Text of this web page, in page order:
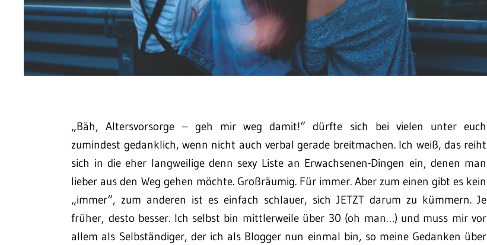
„Bäh, Altersvorsorge – geh mir weg damit!“ dürfte sich bei vielen unter euch
zumindest gedanklich, wenn nicht auch verbal gerade breitmachen. Ich weiß, das reiht
sich in die eher langweilige denn sexy Liste an Erwachsenen-Dingen ein, denen man
lieber aus den Weg gehen möchte. Großräumig. Für immer. Aber zum einen gibt es kein
„immer“, zum anderen ist es einfach schlauer, sich JETZT darum zu kümmern. Je
früher, desto besser. Ich selbst bin mittlerweile über 30 (oh man…) und muss mir vor
allem als Selbständiger, der ich als Blogger nun einmal bin, so meine Gedanken über